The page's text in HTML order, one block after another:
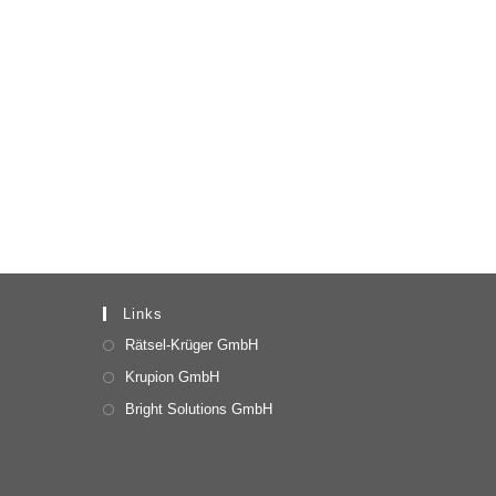
Links
Rätsel-Krüger GmbH
Krupion GmbH
Bright Solutions GmbH